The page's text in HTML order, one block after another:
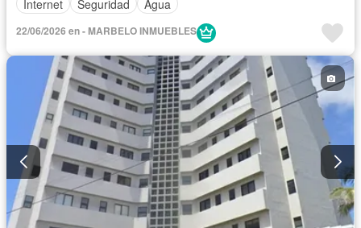
Internet
Seguridad Agua
22/06/2026 en - MARBELO INMUEBLES